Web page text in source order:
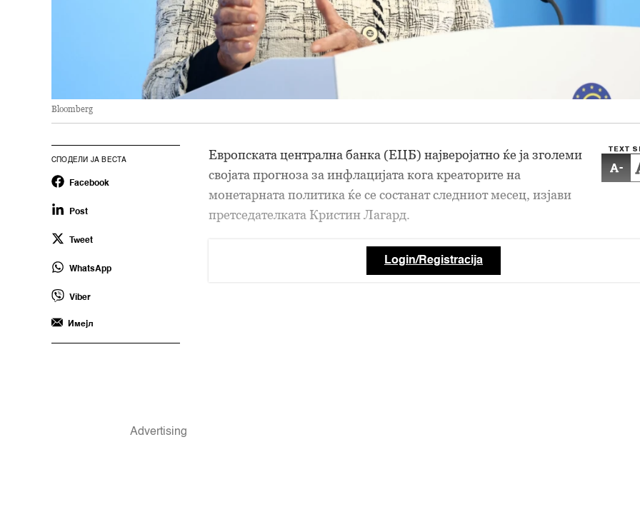
Bloomberg
СПОДЕЛИ ЈА ВЕСТА
Facebook
Post
Tweet
WhatsApp
Viber
Имејл
TEXT
-
Европската централна банка (ЕЦБ) најверојатно ќе ја зголеми
својата прогноза за инфлацијата кога креаторите на
монетарната политика ќе се состанат следниот месец, изјави
претседателката Кристин Лагард.
Login/Registracija